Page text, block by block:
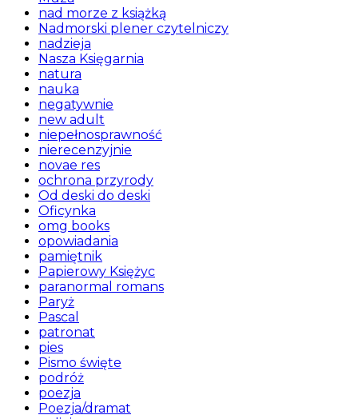
nad morze z książką
Nadmorski plener czytelniczy
nadzieja
Nasza Księgarnia
natura
nauka
negatywnie
new adult
niepełnosprawność
nierecenzyjnie
novae res
ochrona przyrody
Od deski do deski
Oficynka
omg books
opowiadania
pamiętnik
Papierowy Księżyc
paranormal romans
Paryż
Pascal
patronat
pies
Pismo święte
podróż
poezja
Poezja/dramat